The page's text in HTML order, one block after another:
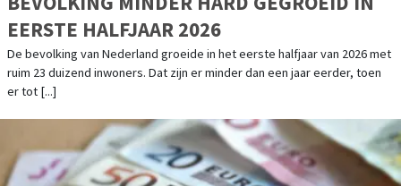
EERSTE HALFJAAR 2026
De bevolking van Nederland groeide in het eerste halfjaar van 2026 met
ruim 23 duizend inwoners. Dat zijn er minder dan een jaar eerder, toen
er tot [...]